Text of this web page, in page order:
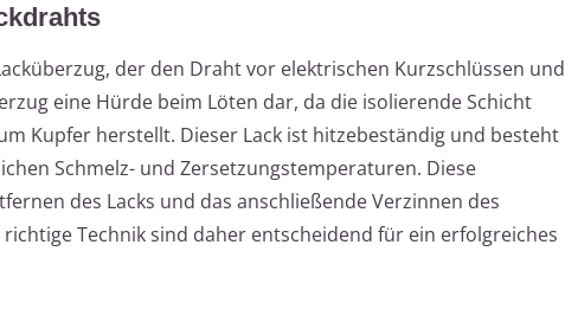
der den Draht vor elektrischen Kurzschlüssen und
eine Hürde beim Löten dar, da die isolierende Schicht
Kupfer herstellt. Dieser Lack ist hitzebeständig und besteht
Schmelz- und Zersetzungstemperaturen. Diese
des Lacks und das anschließende Verzinnen des
Technik sind daher entscheidend für ein erfolgreiches